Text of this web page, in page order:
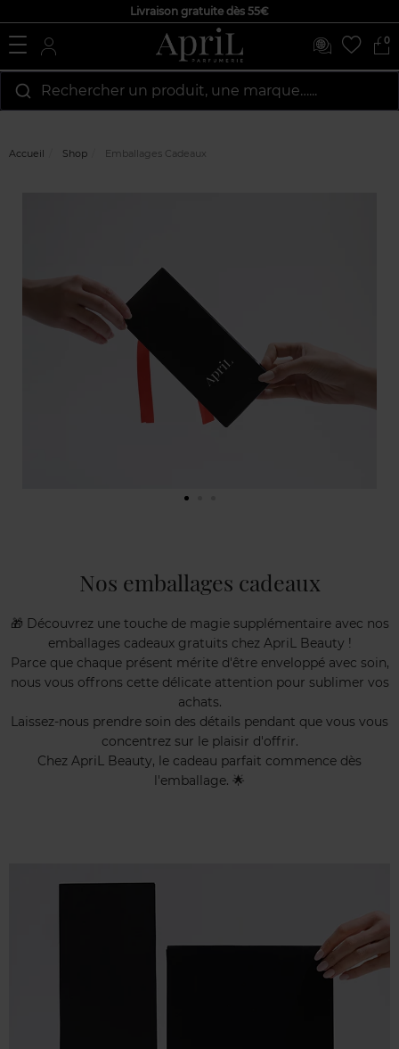
Livraison gratuite dès 55€
0
Rechercher un produit, une marque…...
Accueil Shop Emballages Cadeaux
Nos emballages cadeaux
🎁 Découvrez une touche de magie supplémentaire avec nos
emballages cadeaux gratuits chez ApriL Beauty !
Parce que chaque présent mérite d'être enveloppé avec soin,
nous vous offrons cette délicate attention pour sublimer vos
achats.
Laissez-nous prendre soin des détails pendant que vous vous
concentrez sur le plaisir d'offrir.
Chez ApriL Beauty, le cadeau parfait commence dès
l'emballage. 🌟